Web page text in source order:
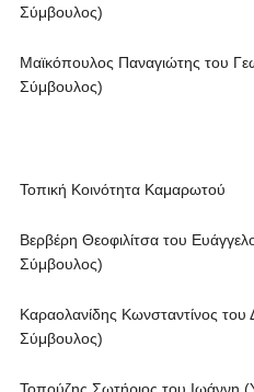
Σύμβουλος)
Μαϊκόπουλος Παναγιώτης του
Σύμβουλος)
Τοπική Κοινότητα Καμαρωτού
Βερβέρη Θεοφιλίτσα του
Σύμβουλος)
Καραολανίδης Κωνσταντίνος
Σύμβουλος)